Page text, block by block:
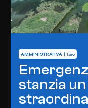
AMMINISTRATIVA | Iseo
stanzia